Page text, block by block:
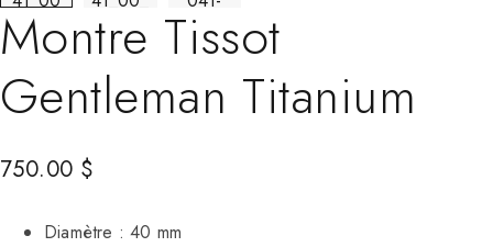
Montre Tissot
Gentleman Titanium
750.00 $
Diamètre : 40 mm